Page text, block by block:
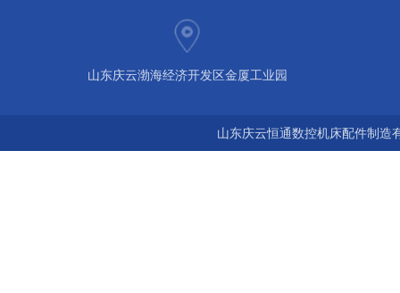
山东庆云渤海经济开发区金厦工业园
山东庆云恒通数控机床配件制